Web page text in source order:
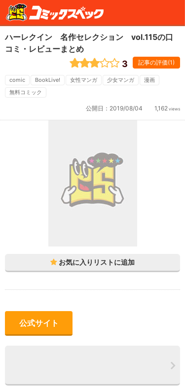
ハーレクイン 名作セレクション vol.115の口
コミ・レビューまとめ
3 記事の評価(1)
comic BookLive! 女性マンガ 少女マンガ
漫画
無料コミック
公開日： 2019/08/04 1,162 views
公式サイト